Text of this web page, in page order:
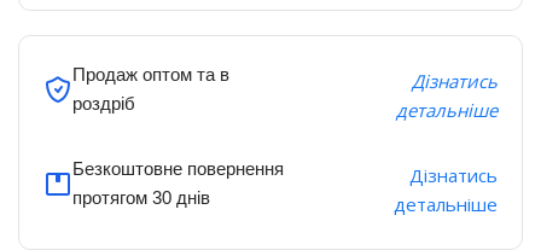
Продаж оптом та в
роздріб
Дізнатись
детальніше
Безкоштовне повернення
протягом 30 днів
Дізнатись
детальніше